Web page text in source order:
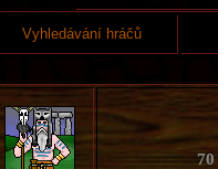
Vyhledávání hráčů
70